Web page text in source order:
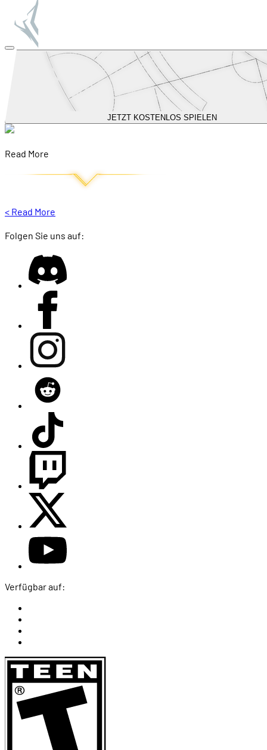
JETZT KOSTENLOS SPIELEN
Read More
< Read More
Folgen Sie uns auf:
Verfügbar auf: